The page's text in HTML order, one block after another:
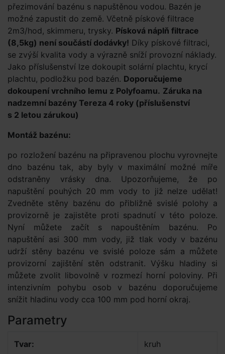
přezimování bazénu s napuštěnou vodou. Bazén je
možné zapustit do země. Včetně pískové filtrace
2m3/hod, skimmeru, trysky. Písková náplň filtrace
(8,5kg) není součástí dodávky! Díky pískové filtraci,
se zvýší kvalita vody a výrazně sníží provozní náklady.
Jako příslušenství lze dokoupit solární plachtu, krycí
plachtu, podložku pod bazén. Doporučujeme
dokoupení vrchního lemu z Polyfoamu. Záruka na
nadzemní bazény Tereza 4 roky (příslušenství
s 2 letou zárukou)
Montáž bazénu:
po rozložení bazénu na připravenou plochu vyrovnejte
dno bazénu tak, aby byly v maximální možné míře
odstraněny vrásky dna. Upozorňujeme, že po
napuštění pouhých 20 mm vody to již nelze udělat!
Zvedněte stěny bazénu do přibližně svislé polohy a
provizorně je zajistěte proti spadnutí v této poloze.
Nyní můžete začít s napouštěním bazénu. Po
napuštění asi 300 mm vody, již tlak vody v bazénu
udrží stěny bazénu ve svislé poloze sám a můžete
provizorní zajištění stěn odstranit. Výšku hladiny si
můžete zvolit libovolně v rozmezí horní poloviny. Při
intenzivním pohybu osob v bazénu doporučujeme
snížit hladinu vody cca 100 mm pod horní okraj.
Parametry
Tvar: kruh